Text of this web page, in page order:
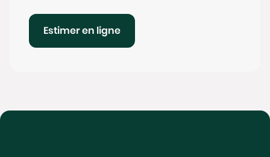
Estimer en ligne